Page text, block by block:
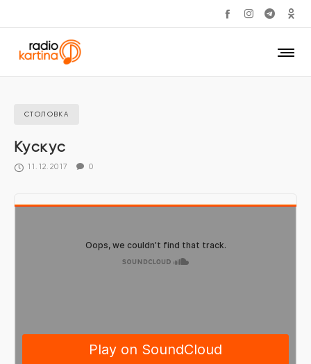
СТОЛОВКА
Кускус
11.12.2017 0